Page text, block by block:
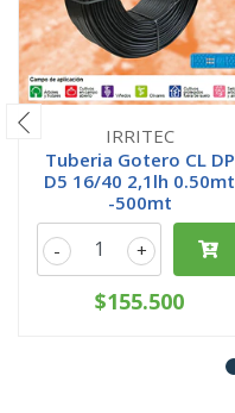
IRRITEC
Tuberia Gotero CL DP
D5 16/40 2,1lh 0.50mt
-500mt
+
-
$155.500